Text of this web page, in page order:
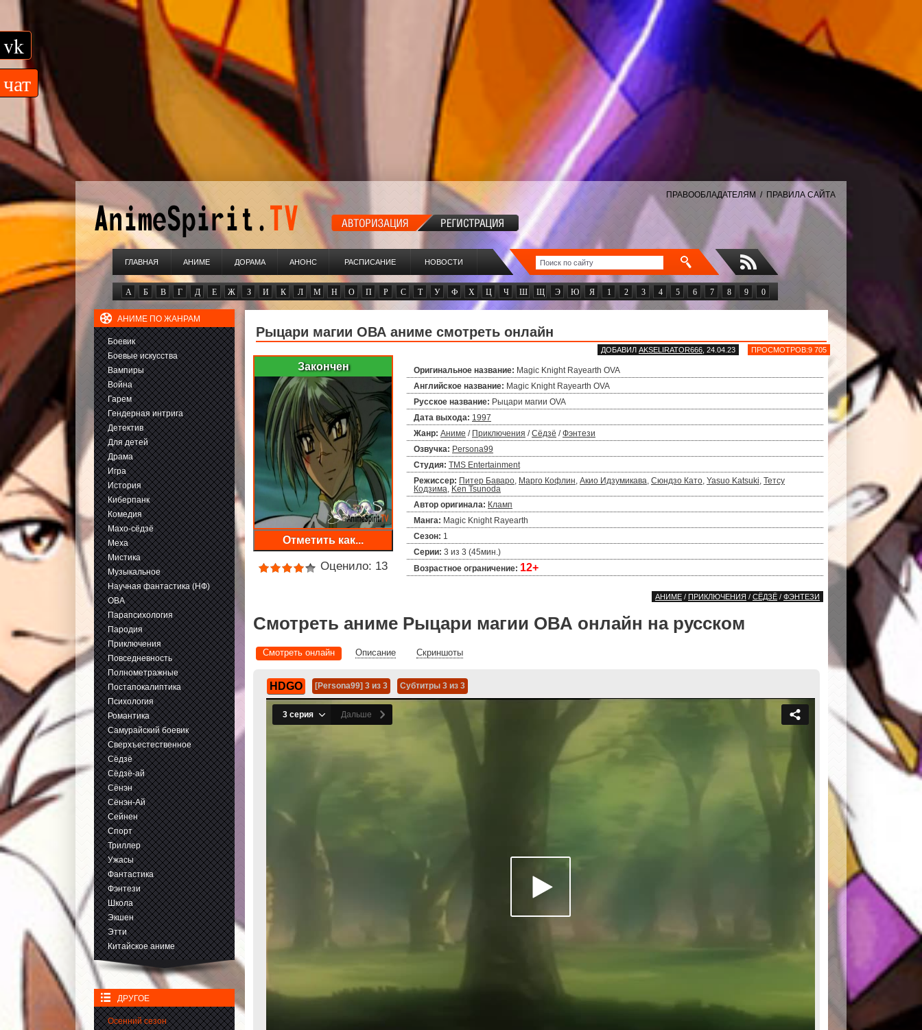
ПРАВООБЛАДАТЕЛЯМ / ПРАВИЛА САЙТА
ГЛАВНАЯ АНИМЕ ДОРАМА АНОНС РАСПИСАНИЕ НОВОСТИ
А Б В Г Д Е Ж З И К Л М Н О П Р С Т У Ф Х Ц Ч Ш Щ Э Ю Я 1 2 3 4 5 6 7 8 9 0
АНИМЕ ПО ЖАНРАМ
Боевик
Боевые искусства
Вампиры
Война
Гарем
Гендерная интрига
Детектив
Для детей
Драма
Игра
История
Киберпанк
Комедия
Махо-сёдзё
Меха
Мистика
Музыкальное
Научная фантастика (НФ)
ОВА
Парапсихология
Пародия
Приключения
Повседневность
Полнометражные
Постапокалиптика
Психология
Романтика
Самурайский боевик
Сверхъестественное
Сёдзё
Сёдзё-ай
Сёнэн
Сёнэн-Ай
Сейнен
Спорт
Триллер
Ужасы
Фантастика
Фэнтези
Школа
Экшен
Этти
Китайское аниме
ДРУГОЕ
Осенний сезон
Рыцари магии ОВА аниме смотреть онлайн
ДОБАВИЛ AKSELIRATOR666 , 24.04.23 ПРОСМОТРОВ:9 705
Оригинальное название: Magic Knight Rayearth OVA
Английское название: Magic Knight Rayearth OVA
Русское название: Рыцари магии OVA
Дата выхода: 1997
Жанр: Аниме / Приключения /Сёдзё /Фэнтези
Озвучка: Persona99
Студия: TMS Entertainment
Режиссер: Питер Баваро, Марго Кофлин, Акио Идзумикава, Сюндзо Като, Yasuo Katsuki, Тетсу
Кодзима, Ken Tsunoda
Автор оригинала: Кламп
Манга: Magic Knight Rayearth
Сезон: 1
Серии: 3 из 3 (45мин.)
Возрастное ограничение: 12+
АНИМЕ / ПРИКЛЮЧЕНИЯ / СЁДЗЁ / ФЭНТЕЗИ
Закончен
Отметить как...
Оценило: 13
Смотреть аниме Рыцари магии ОВА онлайн на русском
Смотреть онлайн Описание Скриншоты
HDGO [Persona99] 3 из 3 Субтитры 3 из 3
чат
vk